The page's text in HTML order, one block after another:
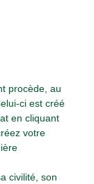
procède, au
ci est créé
en cliquant
votre
civilité, son